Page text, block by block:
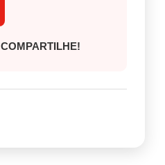
COMPARTILHE!